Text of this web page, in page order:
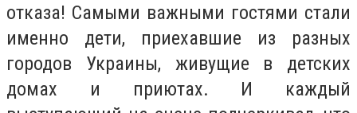
отказа! Самыми важными гостями стали
именно дети, приехавшие из разных
городов Украины, живущие в детских
домах и приютах. И каждый